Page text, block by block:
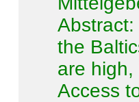
Abstract:
the
are
Access